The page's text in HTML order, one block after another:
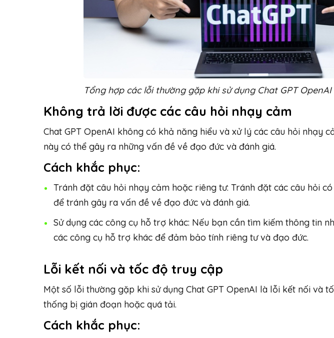
Tổng hợp các lỗi thường gặp khi sử dụng Chat GPT OpenAI
Không trả lời được các câu hỏi nhạy cảm
Chat GPT OpenAI không có khả năng hiểu và xử lý các câu hỏi nhạy
này có thể gây ra những vấn đề về đạo đức và đánh giá.
Cách khắc phục:
Tránh đặt câu hỏi nhạy cảm hoặc riêng tư: Tránh đặt các câu hỏi
để tránh gây ra vấn đề về đạo đức và đánh giá.
Sử dụng các công cụ hỗ trợ khác: Nếu bạn cần tìm kiếm thông tin
các công cụ hỗ trợ khác để đảm bảo tính riêng tư và đạo đức.
Lỗi kết nối và tốc độ truy cập
Một số lỗi thường gặp khi sử dụng Chat GPT OpenAI là lỗi kết nối và
thống bị gián đoạn hoặc quá tải.
Cách khắc phục: